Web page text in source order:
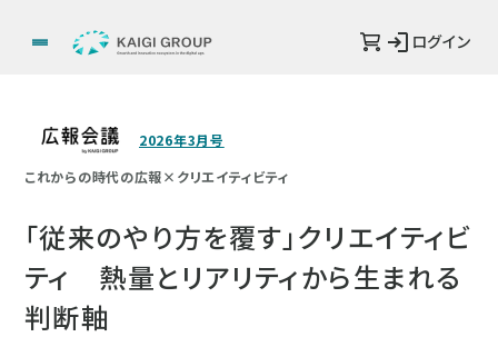
ログイン
2026年3月号
これからの時代の広報×クリエイティビティ
「従来のやり方を覆す」クリエイティビ
ティ 熱量とリアリティから生まれる
判断軸